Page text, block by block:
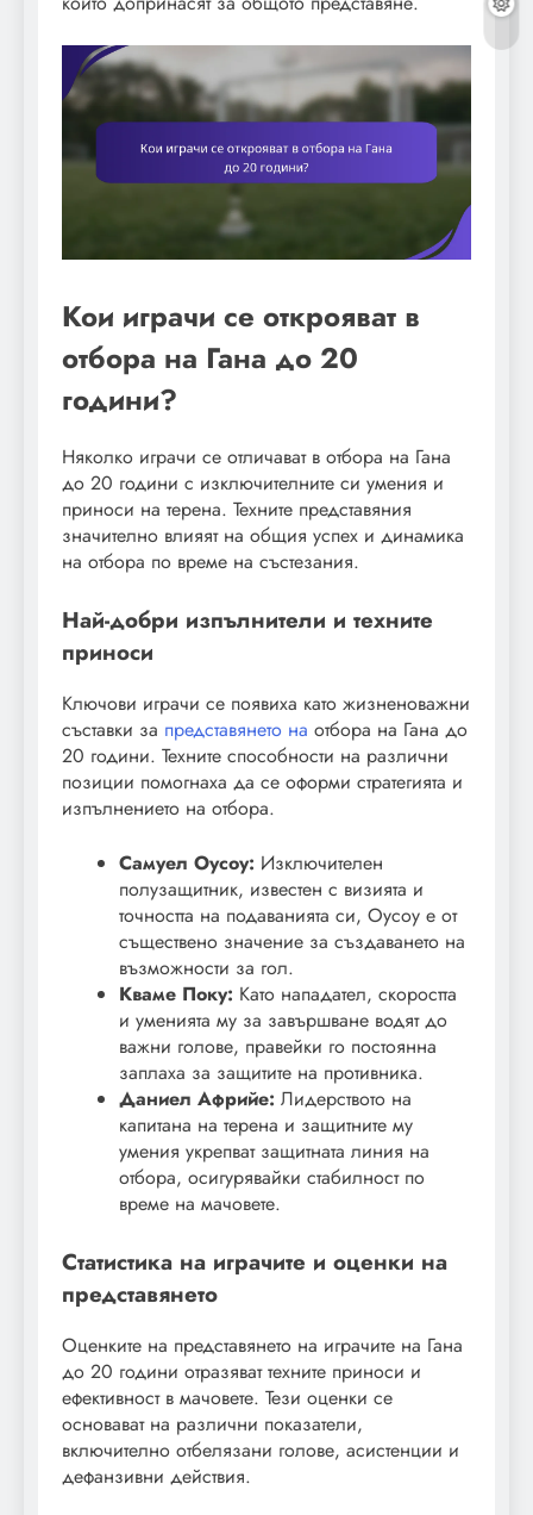
Кои играчи се открояват в
отбора на Гана до 20
години?
Няколко играчи се отличават в отбора на Гана
до 20 години с изключителните си умения и
приноси на терена. Техните представяния
значително влияят на общия успех и динамика
на отбора по време на състезания.
Най-добри изпълнители и техните
приноси
Ключови играчи се появиха като жизненоважни
съставки за представянето на отбора на Гана до
20 години. Техните способности на различни
позиции помогнаха да се оформи стратегията и
изпълнението на отбора.
Самуел Оусоу: Изключителен
полузащитник, известен с визията и
точността на подаванията си, Оусоу е от
съществено значение за създаването на
възможности за гол.
Кваме Поку: Като нападател, скоростта
и уменията му за завършване водят до
важни голове, правейки го постоянна
заплаха за защитите на противника.
Даниел Африйе: Лидерството на
капитана на терена и защитните му
умения укрепват защитната линия на
отбора, осигурявайки стабилност по
време на мачовете.
Статистика на играчите и оценки на
представянето
Оценките на представянето на играчите на Гана
до 20 години отразяват техните приноси и
ефективност в мачовете. Тези оценки се
основават на различни показатели,
включително отбелязани голове, асистенции и
дефанзивни действия.